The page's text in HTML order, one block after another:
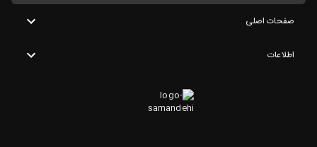
صفحات اصلی
اطلاعات